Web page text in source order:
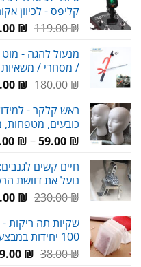
קליפס - לכיוון
119.00₪
המחיר
היה:
₪.
₪
מנעול להגה -
/ מסחרי /
180.00₪
המחיר
היה:
₪.
₪
ראש קלקר -
כובעים, מטפחות,
59.00 ₪
–
₪
חיים קשים
נועל את דוושת
230.00₪
המחיר
היה:
₪.
₪
שקיות תה ריקות -
100 יחידות במבצע!
38.00₪
המחיר
₪